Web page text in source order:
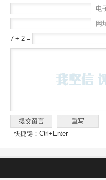
电
网
7 + 2 =
快捷键：Ctrl+Enter